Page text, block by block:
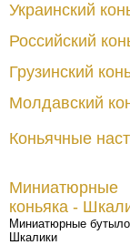
Украинский
Российский
Грузинский
Молдавский
Коньячные
Миниатюрные
коньяка -
Миниатюрные
Шкалики